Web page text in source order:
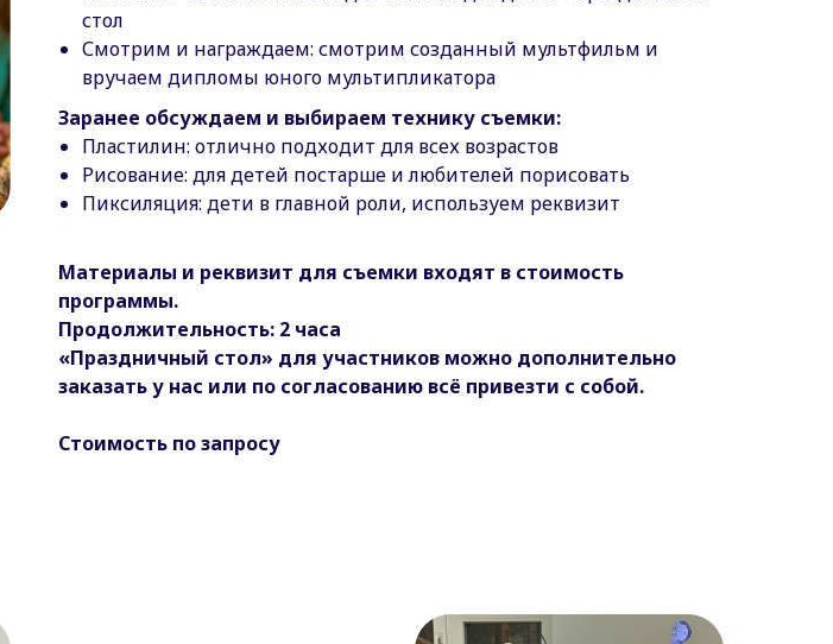
стол
Смотрим и награждаем: смотрим созданный мультфильм и
вручаем дипломы юного мультипликатора
Заранее обсуждаем и выбираем технику съемки:
Пластилин: отлично подходит для всех возрастов
Рисование: для детей постарше и любителей порисовать
Пиксиляция: дети в главной роли, используем реквизит
Материалы и реквизит для съемки входят в стоимость
программы.
Продолжительность: 2 часа
«Праздничный стол» для участников можно дополнительно
заказать у нас или по согласованию всё привезти с собой.
Стоимость по запросу